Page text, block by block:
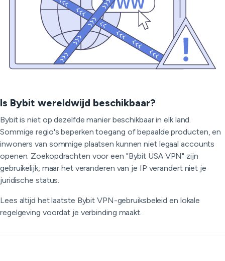
Is Bybit wereldwijd beschikbaar?
Bybit is niet op dezelfde manier beschikbaar in elk land.
Sommige regio's beperken toegang of bepaalde producten, en
inwoners van sommige plaatsen kunnen niet legaal accounts
openen. Zoekopdrachten voor een "Bybit USA VPN" zijn
gebruikelijk, maar het veranderen van je IP verandert niet je
juridische status.
Lees altijd het laatste Bybit VPN-gebruiksbeleid en lokale
regelgeving voordat je verbinding maakt.